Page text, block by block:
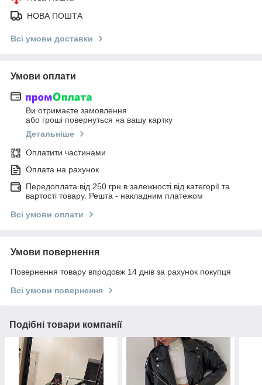
НОВА ПОШТА
Всі умови доставки
Умови оплати
Ви отримаєте замовлення
або гроші повернуться на вашу картку
Детальніше
Оплатити частинами
Оплата на рахунок
Передоплата від 250 грн в залежності від категорії та
вартості товару. Решта - накладним платежом
Всі умови оплати
Умови повернення
Повернення товару впродовж 14 днів за рахунок покупця
Всі умови повернення
Подібні товари компанії